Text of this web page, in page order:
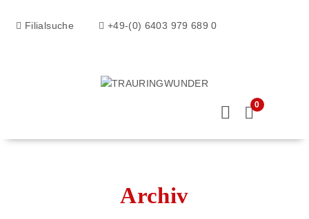
Filialsuche +49-(0) 6403 979 689 0
0
Archiv